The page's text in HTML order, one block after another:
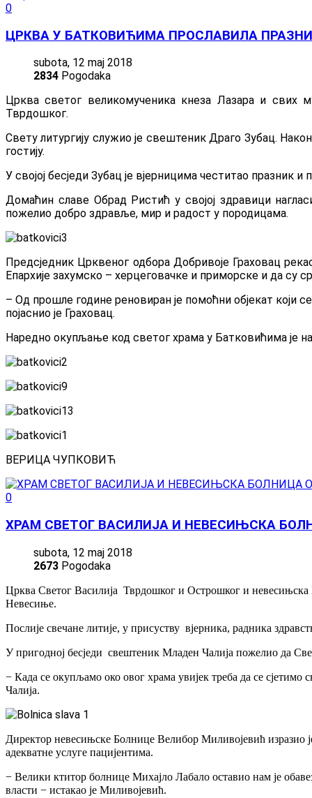
0
ЦРКВА У БАТКОВИЋИМА ПРОСЛАВИЛА
subota, 12 maj 2018
2834 Pogodaka
Црква светог великомученика кнеза Лазара и свих
Тврдошког.
Свету литургију служио је свештеник Драго Зубац.
гостију.
У својој бесједи Зубац је вјерницима честитао празник
Домаћин славе Обрад Ристић у својој здравици
пожелио добро здравље, мир и радост у породицама.
Предсједник Црквеног одбора Добривоје Граховац
Епархије захумско – херцеговачке и приморске и да су
– Од прошле године реновиран је помоћни објекат који
појаснио је Граховац.
Наредно окупљање код светог храма у Батковићима је
ВЕРИЦА ЧУПКОВИЋ
0
ХРАМ СВЕТОГ ВАСИЛИЈА И НЕВЕСИЊСКА
subota, 12 maj 2018
2673 Pogodaka
Црква Светог Василија Тврдошког и Острошког и
Невесиње.
Послије свечане литије, у присуству вјерника, радника
У пригодној бесједи свештеник Младен Чалија пожелио да
− Када се окупљамо око овог храма увијек треба да се сјетимо
Чалија.
Директор невесињске Болнице Велибор Миливојевић изразио
адекватне услуге пацијентима.
− Велики ктитор болнице Михајло Лабало оставио нам је
власти − истакао је Миливојевић.